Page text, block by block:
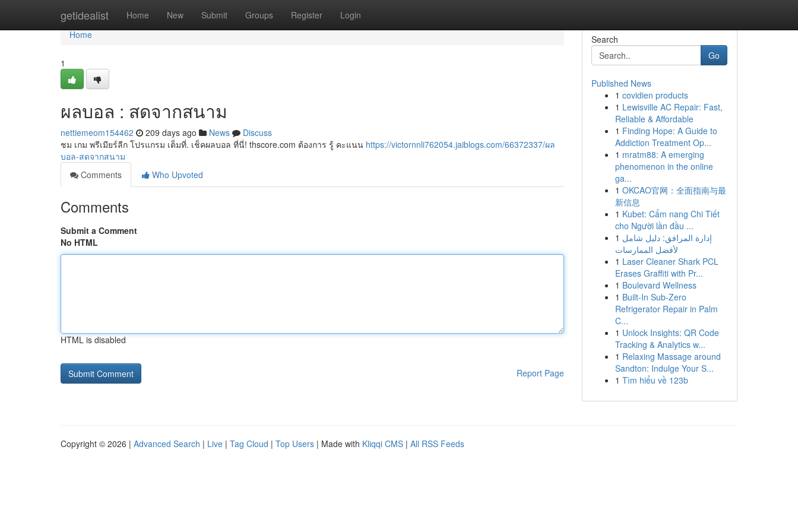
getidealist Home New Submit Groups Register Login
Home
Home
1
ผลบอล : สดจากสนาม
nettiemeom154462 209 days ago News
Discuss
ชม เกม พรีเมียร์ลีก โปรแกรม เต็มที่. เช็คผลบอล ที่นี่! thscore.com ต้องการ รู้ คะแนน https://victornnli762054.jaiblogs.com/66372337/ผล
บอล-สดจากสนาม
Comments
Who Upvoted
Comments
Submit a Comment
No HTML
HTML is disabled
Report Page
Search
Go
Published News
1 covidien products
1 Lewisville AC Repair: Fast,
Reliable & Affordable
1 Finding Hope: A Guide to
Addiction Treatment Op...
1 mratm88: A emerging
phenomenon in the online
ga...
1 OKCAO官网：全面指南与最
新信息
1 Kubet: Cẩm nang Chi Tiết
cho Người lần đầu ...
1 إدارة المرافق: دليل شامل
لأفضل الممارسات
1 Laser Cleaner Shark PCL
Erases Graffiti with Pr...
1 Boulevard Wellness
1 Built-In Sub-Zero
Refrigerator Repair in Palm
C...
1 Unlock Insights: QR Code
Tracking & Analytics w...
1 Relaxing Massage around
Sandton: Indulge Your S...
1 Tìm hiểu về 123b
Copyright © 2026 | Advanced Search | Live | Tag Cloud | Top Users | Made with Kliqqi CMS | All RSS Feeds